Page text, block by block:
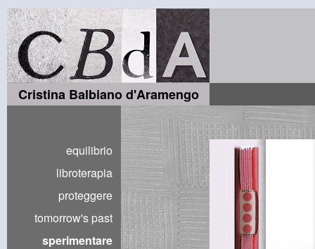
Cristina Balbiano d'Aramengo
equilibrio
libroterapia
proteggere
tomorrow's past
sperimentare